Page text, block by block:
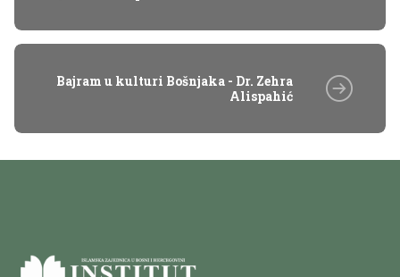
Bajram u kulturi Bošnjaka - Dr. Zehra
Alispahić